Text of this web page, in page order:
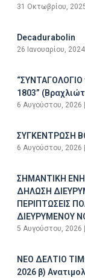
31 Οκτωβρίου,
Decadurabolin
26 Ιανουαρίου, 2024
1803”
6 Αυγούστου, 2026
ΣΥΓΚΕΝΤΡΩΣΗ
6 Αυγούστου, 2026
ΣΗΜΑΝΤΙΚΗ
ΔΗΛΩΣΗ
ΠΕΡΙΠΤΩΣΕΙΣ
ΔΙΕΥΡΥΜΕΝΟΥ
5 Αυγούστου, 2026
ΝΕΟ ΔΕΛΤΙΟ
2026 β)